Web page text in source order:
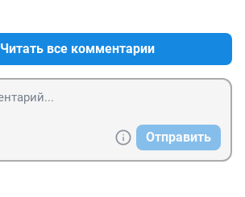
Читать все комментарии
Отправить